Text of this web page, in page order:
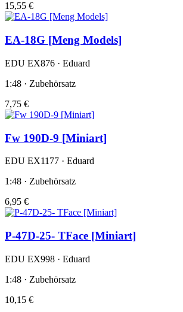
15,55 €
EA-18G [Meng Models]
EDU EX876 · Eduard
1:48 · Zubehörsatz
7,75 €
Fw 190D-9 [Miniart]
EDU EX1177 · Eduard
1:48 · Zubehörsatz
6,95 €
P-47D-25- TFace [Miniart]
EDU EX998 · Eduard
1:48 · Zubehörsatz
10,15 €